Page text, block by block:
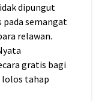
dipungut
pada semangat
relawan.
gratis bagi
lolos tahap